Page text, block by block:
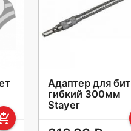
Адаптер для бит
гибкий 300мм
Stayer